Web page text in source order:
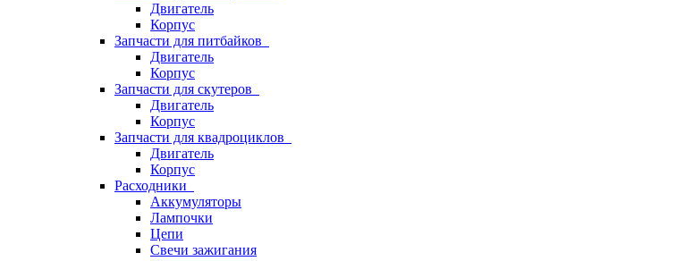
Двигатель
Корпус
Запчасти для питбайков
Двигатель
Корпус
Запчасти для скутеров
Двигатель
Корпус
Запчасти для квадроциклов
Двигатель
Корпус
Расходники
Аккумуляторы
Лампочки
Цепи
Свечи зажигания